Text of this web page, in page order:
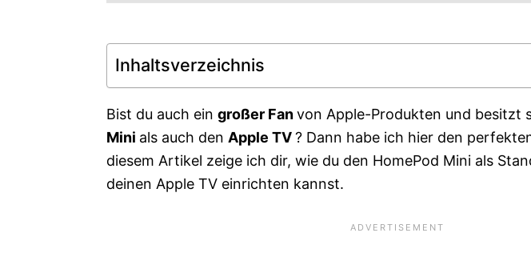
Inhaltsverzeichnis
Bist du auch ein großer Fanvon Apple-Produkten und besitzt
Mini als auch den Apple TV? Dann habe ich hier den
diesem Artikel zeige ich dir, wie du den HomePod Mini als
deinen Apple TV einrichten kannst.